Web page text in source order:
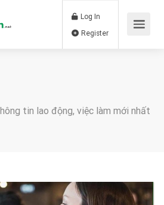
Log In
tin lao động, việc làm mới nhất